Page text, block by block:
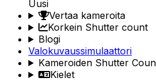
Uusi
Vertaa kameroita
Korkein Shutter count
Blogi
Valokuvaussimulaattori
Kameroiden Shutter
Kielet